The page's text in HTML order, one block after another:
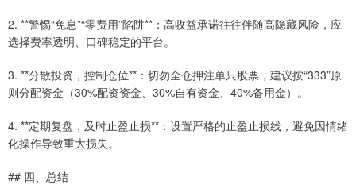
2. **警惕“免息”“零费用”陷阱**：高收益承诺往往伴随高隐藏风险，应
选择费率透明、口碑稳定的平台。
3. **分散投资，控制仓位**：切勿全仓押注单只股票，建议按“333”原
则分配资金（30%配资资金、30%自有资金、40%备用金）。
4. **定期复盘，及时止盈止损**：设置严格的止盈止损线，避免因情绪
化操作导致重大损失。
## 四、总结